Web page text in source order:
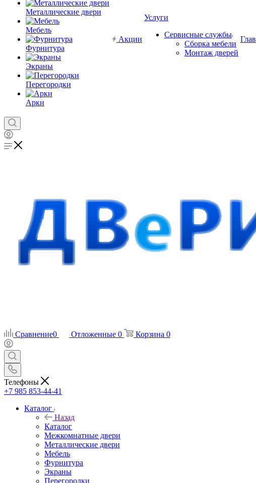
Металлические двери
Мебель
Фурнитура
Экраны
Перегородки
Арки
Акции
Услуги
Сервисные службы
Сборка мебели
Монтаж дверей
Сравнение0 Отложенные 0 Корзина 0
Телефоны
+7 985 853-44-41
Каталог
Назад
Каталог
Межкомнатные двери
Металлические двери
Мебель
Фурнитура
Экраны
Перегородки